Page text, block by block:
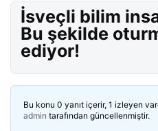
İsveçli bilim
Bu şekilde
ediyor!
Bu konu 0 yanıt içerir, 1 izleyen
admin tarafından güncellenmiştir.